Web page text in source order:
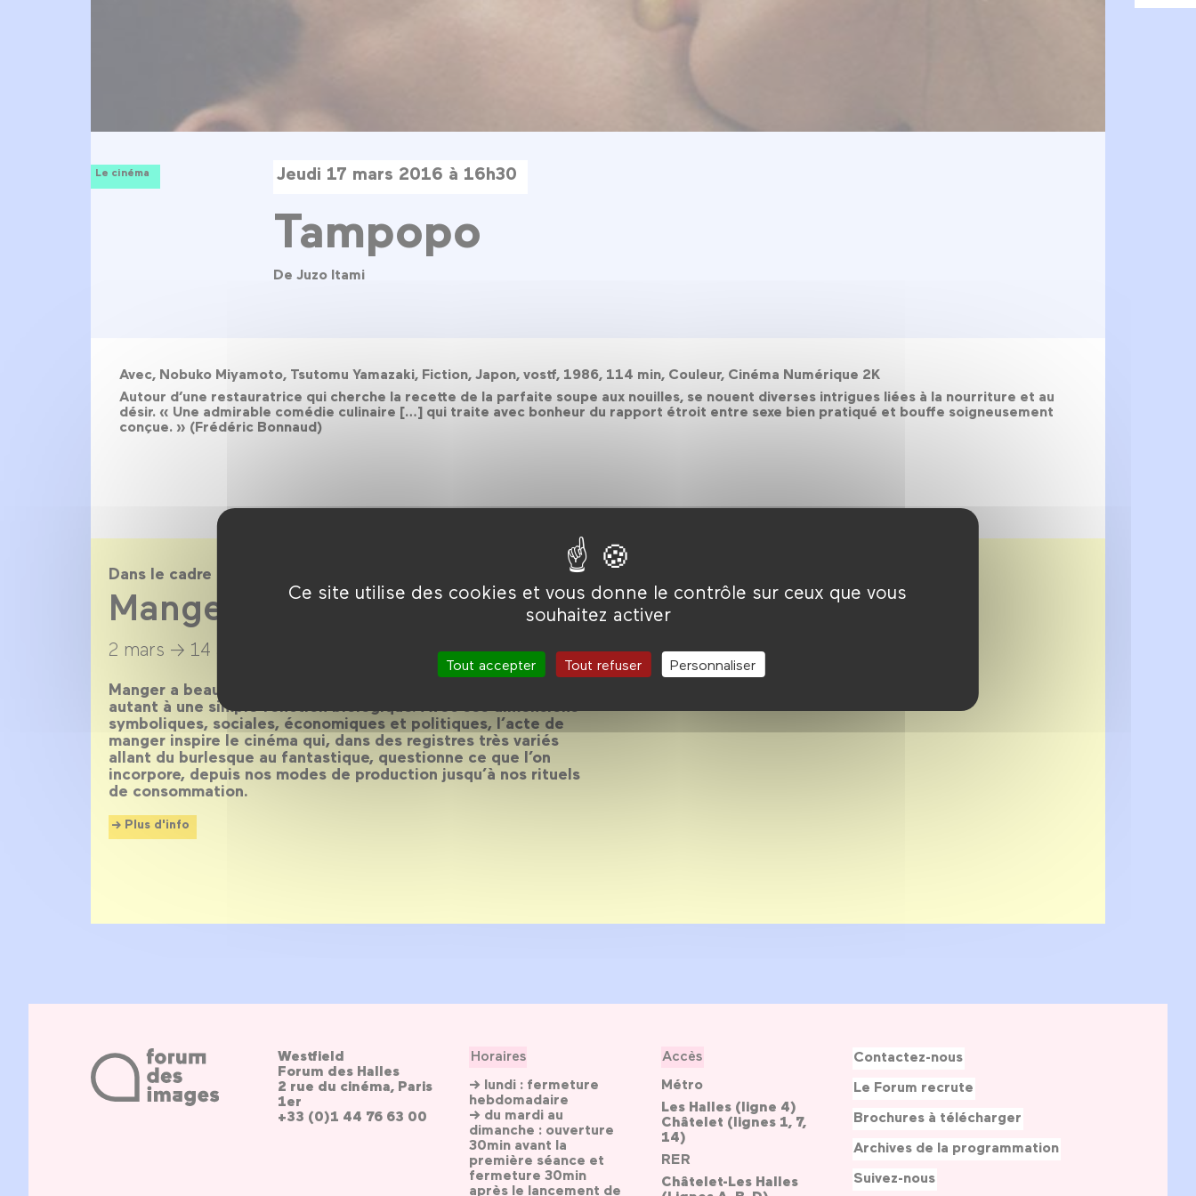
Ce site utilise des cookies et vous donne le contrôle sur ceux que vous
souhaitez activer
Tout accepter Tout refuser Personnaliser
Le cinéma Jeudi 17 mars 2016 à 16h30
Tampopo
De Juzo Itami
Avec, Nobuko Miyamoto, Tsutomu Yamazaki, Fiction, Japon, vostf, 1986, 114 min, Couleur, Cinéma Numérique 2K
Autour d’une restauratrice qui cherche la recette de la parfaite soupe aux nouilles, se nouent diverses intrigues liées à la nourriture et au
désir. « Une admirable comédie culinaire […] qui traite avec bonheur du rapport étroit entre sexe bien pratiqué et bouffe soigneusement
conçue. » (Frédéric Bonnaud)
Dans le cadre de
Manger !
2 mars → 14 avril 2016
Manger a beau être un besoin primaire, il ne se réduit pas pour
autant à une simple fonction biologique. Avec ses dimensions
symboliques, sociales, économiques et politiques, l’acte de
manger inspire le cinéma qui, dans des registres très variés
allant du burlesque au fantastique, questionne ce que l’on
incorpore, depuis nos modes de production jusqu’à nos rituels
de consommation.
Plus d'info
Westfield
Forum des Halles
2 rue du cinéma, Paris
1er
+33 (0)1 44 76 63 00
Horaires
→ lundi : fermeture
hebdomadaire
→ du mardi au
dimanche : ouverture
30min avant la
première séance et
fermeture 30min
après le lancement de
Accès
Métro
Les Halles (ligne 4)
Châtelet (lignes 1, 7,
14)
RER
Châtelet-Les Halles
Contactez-nous
Le Forum recrute
Brochures à télécharger
Archives de la programmation
Suivez-nous